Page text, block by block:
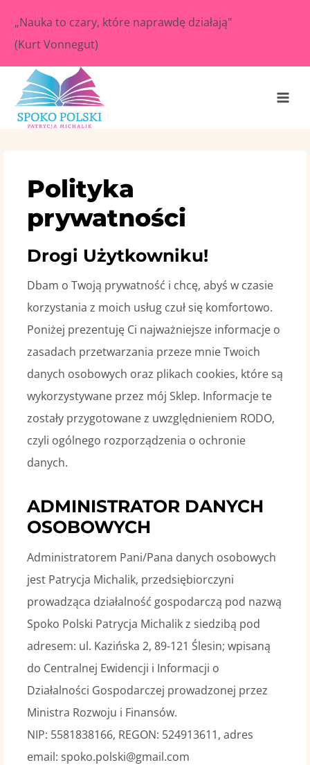
„Nauka to czary, które naprawdę działają"
(Kurt Vonnegut)
Polityka
prywatności
Drogi Użytkowniku!
Dbam o Twoją prywatność i chcę, abyś w czasie
korzystania z moich usług czuł się komfortowo.
Poniżej prezentuję Ci najważniejsze informacje o
zasadach przetwarzania przeze mnie Twoich
danych osobowych oraz plikach cookies, które są
wykorzystywane przez mój Sklep. Informacje te
zostały przygotowane z uwzględnieniem RODO,
czyli ogólnego rozporządzenia o ochronie
danych.
ADMINISTRATOR DANYCH
OSOBOWYCH
Administratorem Pani/Pana danych osobowych
jest Patrycja Michalik, przedsiębiorczyni
prowadząca działalność gospodarczą pod nazwą
Spoko Polski Patrycja Michalik z siedzibą pod
adresem: ul. Kazińska 2, 89-121 Ślesin; wpisaną
do Centralnej Ewidencji i Informacji o
Działalności Gospodarczej prowadzonej przez
Ministra Rozwoju i Finansów.
NIP: 5581838166, REGON: 524913611, adres
email: spoko.polski@gmail.com